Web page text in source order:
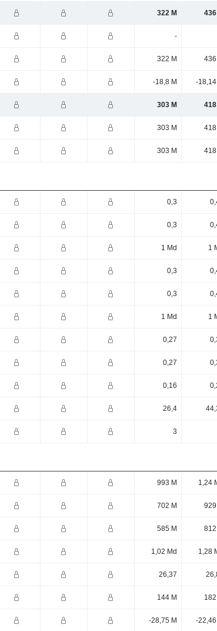
322 M 436
-
322 M 436
-18,8 M -18,14
303 M 418
303 M 418
303 M 418
0,3
0,3
1 Md 1
0,3
0,3
1 Md 1
0,27
0,27
0,16
26,4
3
993 M 1,24
702 M 929
585 M 812
1,02 Md 1,28
26,37
144 M 182
-28,75 M -22,46